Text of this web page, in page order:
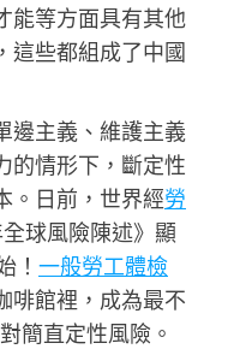
能等方面具有其他
這些都組成了中國
邊主義、維護主義
的情形下，斷定性
。日前，世界經勞
全球風險陳述》顯
！ 一般勞工體檢
啡館裡，成為最不
簡直定性風險。